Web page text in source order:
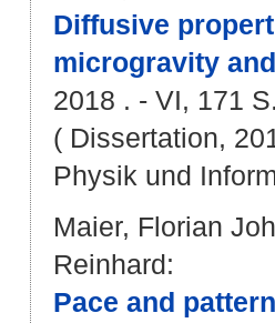
Diffusive
microgravity
2018 . - VI, 171
( Dissertation,
Physik und
Maier, Florian
Reinhard:
Pace and